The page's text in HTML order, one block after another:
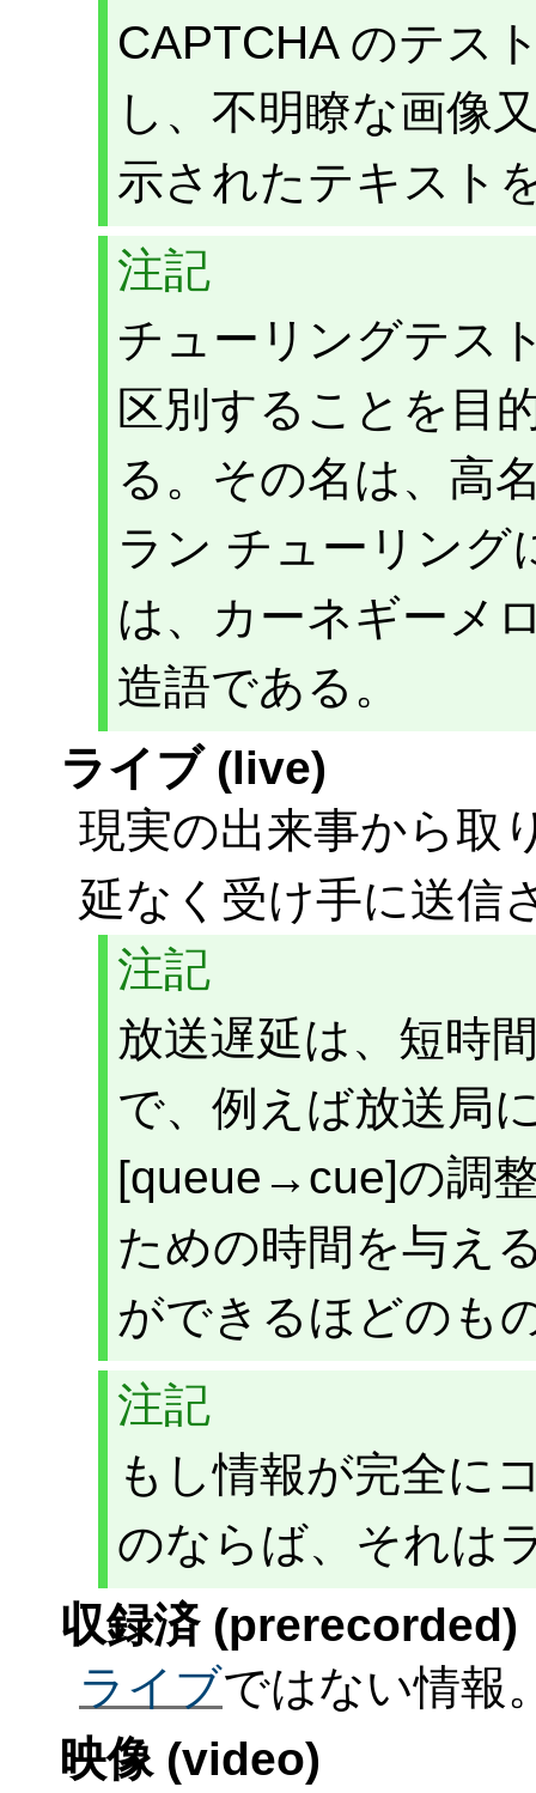
CAPTCHA のテス
し、不明瞭な画像
示されたテキスト
注記
チューリングテス
区別することを目
る。その名は、高
ラン チューリング
は、カーネギーメ
造語である。
ライブ (live)
現実の出来事から取
延なく受け手に送信
注記
放送遅延は、短時
で、例えば放送局
[queue→cue]の調
ための時間を与え
ができるほどのも
注記
もし情報が完全に
のならば、それは
収録済 (prerecorded)
ライブではない情報
映像 (video)